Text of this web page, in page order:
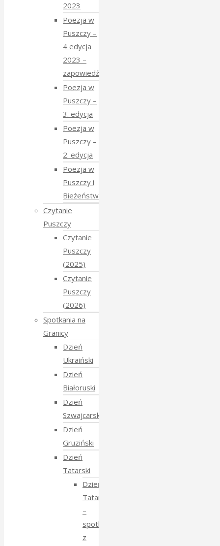
2023
Poezja w
Puszczy –
4 edycja
2023 –
zapowiedź
Poezja w
Puszczy –
3. edycja
Poezja w
Puszczy –
2. edycja
Poezja w
Puszczy i
Bieżeństwo
Czytanie
Puszczy
Czytanie
Puszczy
(2025)
Czytanie
Puszczy
(2026)
Spotkania na
Granicy
Dzień
Ukraiński
Dzień
Białoruski
Dzień
Szwajcarski
Dzień
Gruziński
Dzień
Tatarski
Dzień
Tatarski
–
spotkanie
z